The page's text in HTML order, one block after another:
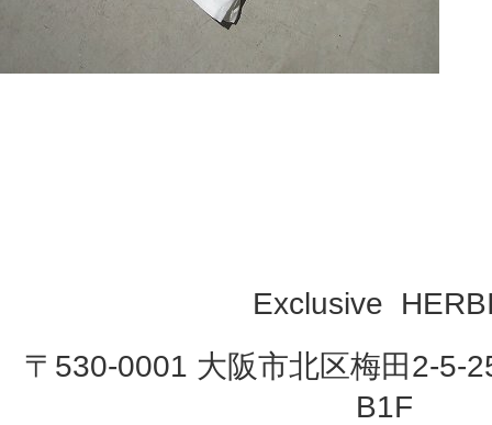
Exclusive
〒530-0001 大阪市北区梅田2-5-
B1F